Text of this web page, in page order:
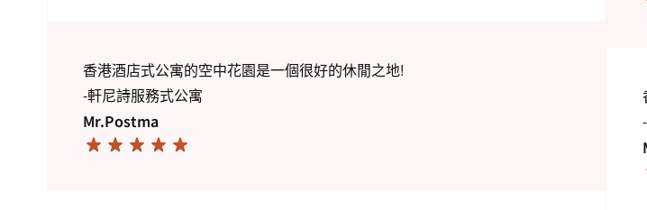
香港酒店式公寓的空中花園是一個很好的休閒之地!
-軒尼詩服務式公寓
Mr.Postma